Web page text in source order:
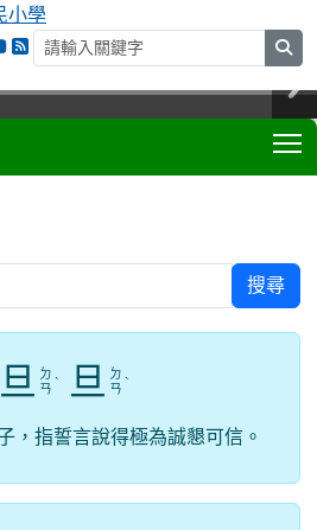
搜尋
旦 ㄉ
ㄢ ˋ 旦 ㄉ
ㄢ ˋ
，指誓言說得極為誠懇可信。